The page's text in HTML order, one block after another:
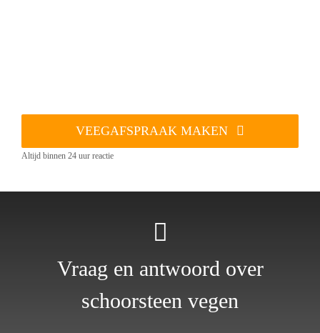
VEEGAFSPRAAK MAKEN
Altijd binnen 24 uur reactie
Vraag en antwoord over
schoorsteen vegen